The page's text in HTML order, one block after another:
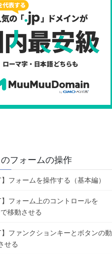
フォームの操作
】フォームを操作する（基本編）
】フォーム上のコントロールを
移動させる
】ファンクションキーとボタンの動
せる